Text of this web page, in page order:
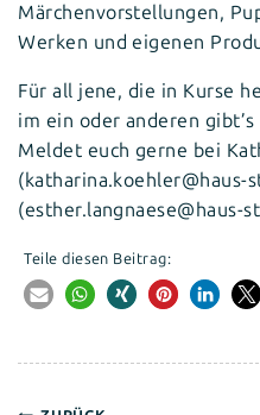
Märchenvorstellungen,
Werken und eigenen
Für all jene, die in Kurse
im ein oder anderen
Meldet euch gerne bei
(katharina.koehler@haus-
(esther.langnaese@haus-
Teile diesen Beitrag: